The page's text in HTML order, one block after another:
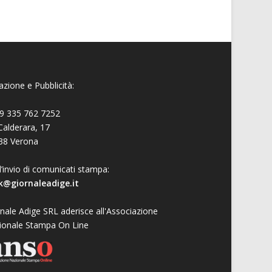
e Pubblicità:
335 762 7252
17
Verona
di comunicati stampa:
Adige SRL aderisce all'Associazione
Stampa On Line